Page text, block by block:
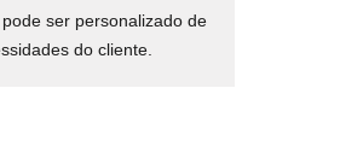
ser personalizado de
do cliente.